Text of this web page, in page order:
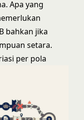
Apa yang
bahkan jika
setara.
per pola